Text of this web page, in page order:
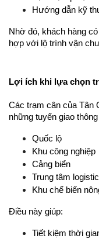
Hướng dẫn kỹ
Nhờ đó, khách hàng
hợp với lộ trình vận
Lợi ích khi lựa chọn
Các trạm cân của Tân
những tuyến giao
Quốc lộ
Khu công nghiệp
Cảng biển
Trung tâm
Khu chế biến
Điều này giúp:
Tiết kiệm thời